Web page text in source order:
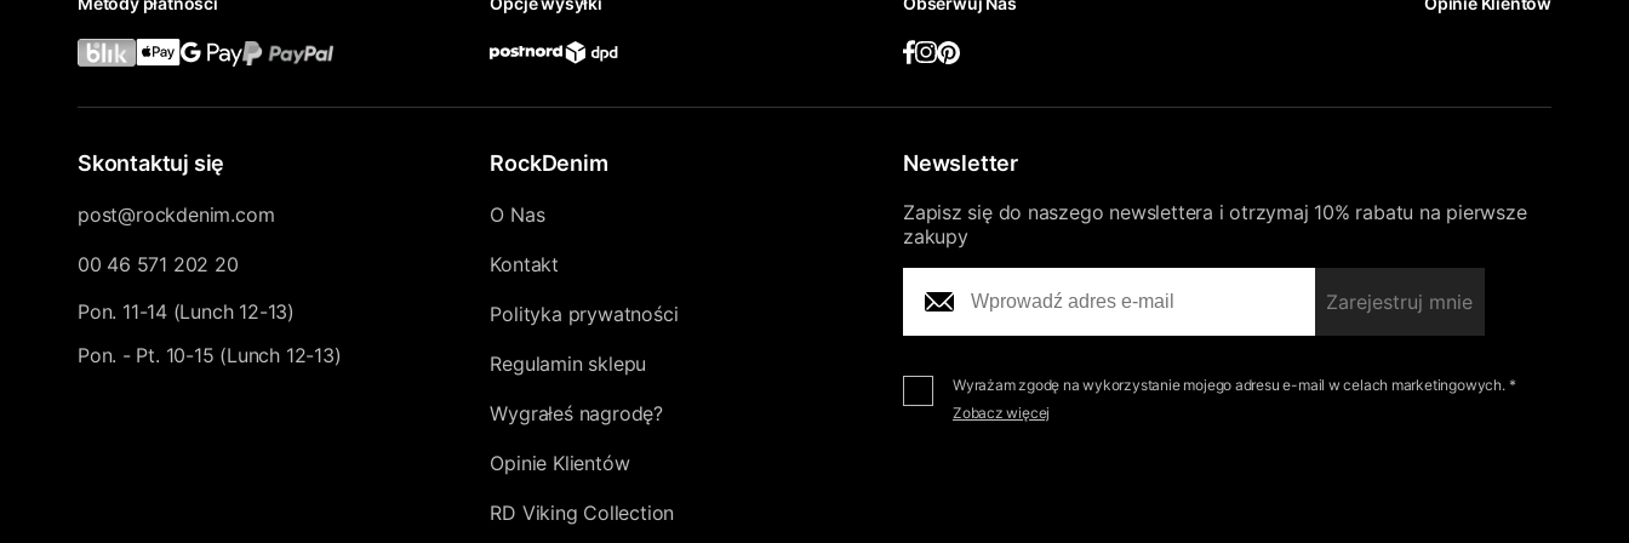
Skontaktuj się
post@rockdenim.com
00 46 571 202 20
Pon. 11-14 (Lunch 12-13)
Pon. - Pt. 10-15 (Lunch 12-13)
RockDenim
O Nas
Kontakt
Polityka prywatności
Regulamin sklepu
Wygrałeś nagrodę?
Opinie Klientów
RD Viking Collection
Newsletter
Zapisz się do naszego newslettera i otrzymaj 10% rabatu na pierwsze
zakupy
Zarejestruj mnie
Wyrażam zgodę na wykorzystanie mojego adresu e-mail w celach marketingowych. *
Zobacz więcej